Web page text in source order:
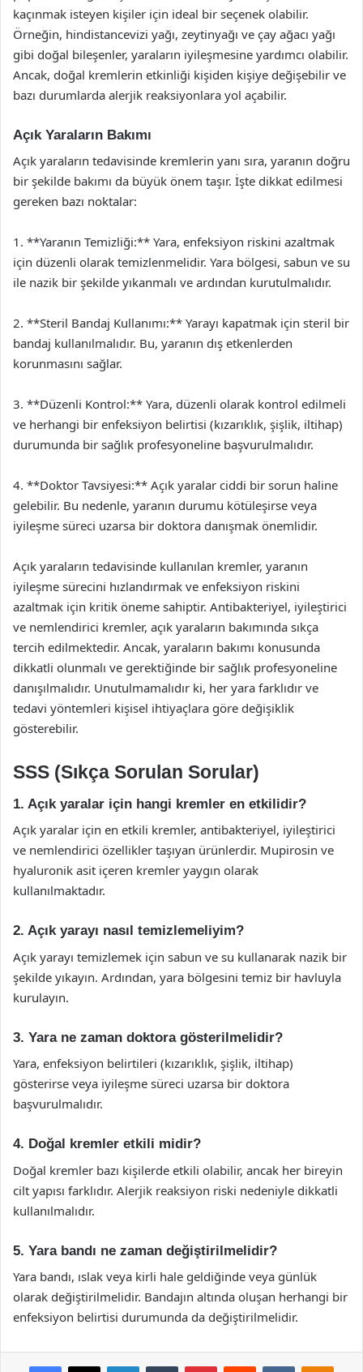
kaçınmak isteyen kişiler için ideal bir seçenek olabilir.
Örneğin, hindistancevizi yağı, zeytinyağı ve çay ağacı yağı
gibi doğal bileşenler, yaraların iyileşmesine yardımcı olabilir.
Ancak, doğal kremlerin etkinliği kişiden kişiye değişebilir ve
bazı durumlarda alerjik reaksiyonlara yol açabilir.
Açık Yaraların Bakımı
Açık yaraların tedavisinde kremlerin yanı sıra, yaranın doğru
bir şekilde bakımı da büyük önem taşır. İşte dikkat edilmesi
gereken bazı noktalar:
1. **Yaranın Temizliği:** Yara, enfeksiyon riskini azaltmak
için düzenli olarak temizlenmelidir. Yara bölgesi, sabun ve su
ile nazik bir şekilde yıkanmalı ve ardından kurutulmalıdır.
2. **Steril Bandaj Kullanımı:** Yarayı kapatmak için steril bir
bandaj kullanılmalıdır. Bu, yaranın dış etkenlerden
korunmasını sağlar.
3. **Düzenli Kontrol:** Yara, düzenli olarak kontrol edilmeli
ve herhangi bir enfeksiyon belirtisi (kızarıklık, şişlik, iltihap)
durumunda bir sağlık profesyoneline başvurulmalıdır.
4. **Doktor Tavsiyesi:** Açık yaralar ciddi bir sorun haline
gelebilir. Bu nedenle, yaranın durumu kötüleşirse veya
iyileşme süreci uzarsa bir doktora danışmak önemlidir.
Açık yaraların tedavisinde kullanılan kremler, yaranın
iyileşme sürecini hızlandırmak ve enfeksiyon riskini
azaltmak için kritik öneme sahiptir. Antibakteriyel, iyileştirici
ve nemlendirici kremler, açık yaraların bakımında sıkça
tercih edilmektedir. Ancak, yaraların bakımı konusunda
dikkatli olunmalı ve gerektiğinde bir sağlık profesyoneline
danışılmalıdır. Unutulmamalıdır ki, her yara farklıdır ve
tedavi yöntemleri kişisel ihtiyaçlara göre değişiklik
gösterebilir.
SSS (Sıkça Sorulan Sorular)
1. Açık yaralar için hangi kremler en etkilidir?
Açık yaralar için en etkili kremler, antibakteriyel, iyileştirici
ve nemlendirici özellikler taşıyan ürünlerdir. Mupirosin ve
hyaluronik asit içeren kremler yaygın olarak
kullanılmaktadır.
2. Açık yarayı nasıl temizlemeliyim?
Açık yarayı temizlemek için sabun ve su kullanarak nazik bir
şekilde yıkayın. Ardından, yara bölgesini temiz bir havluyla
kurulayın.
3. Yara ne zaman doktora gösterilmelidir?
Yara, enfeksiyon belirtileri (kızarıklık, şişlik, iltihap)
gösterirse veya iyileşme süreci uzarsa bir doktora
başvurulmalıdır.
4. Doğal kremler etkili midir?
Doğal kremler bazı kişilerde etkili olabilir, ancak her bireyin
cilt yapısı farklıdır. Alerjik reaksiyon riski nedeniyle dikkatli
kullanılmalıdır.
5. Yara bandı ne zaman değiştirilmelidir?
Yara bandı, ıslak veya kirli hale geldiğinde veya günlük
olarak değiştirilmelidir. Bandajın altında oluşan herhangi bir
enfeksiyon belirtisi durumunda da değiştirilmelidir.
Facebook
X LinkedInTumblr PinterestReddit VKontakte